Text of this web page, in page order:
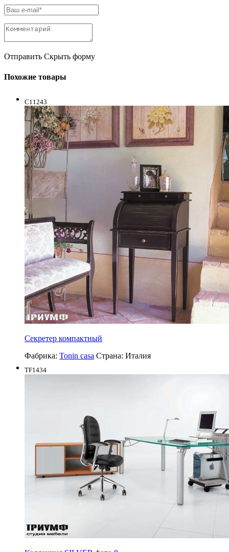
Отправить Скрыть форму
Похожие товары
C11243
Секретер компактный
Фабрика: Tonin casa Страна: Италия
TF1434